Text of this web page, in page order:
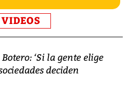
VIDEOS
‘Si la gente elige
deciden